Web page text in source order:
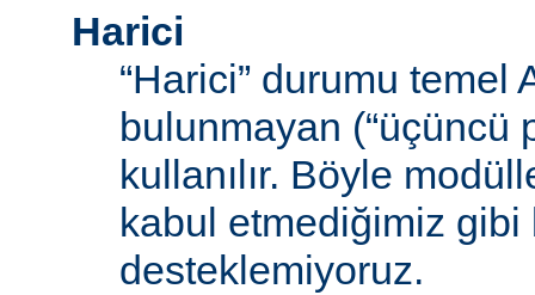
Harici
“Harici” durumu temel
bulunmayan (“üçüncü
kullanılır. Böyle
kabul etmediğimiz gibi
desteklemiyoruz.